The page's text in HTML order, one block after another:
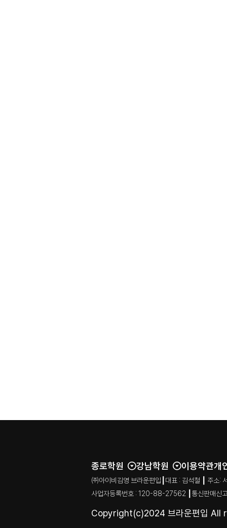
종로학원 강남학원 이용약관개
㈜아이비김영 브라운편입┃대표 : 김석철 ┃ 주
사업자등록번호 : 120-88-27562 ┃통신판매신
Copyright(c)2024 브라운편입